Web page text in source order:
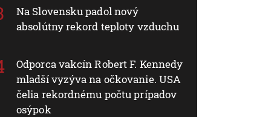
Na Slovensku padol nový
absolútny rekord teploty vzduchu
Odporca vakcín Robert F. Kennedy
mladší vyzýva na očkovanie. USA
čelia rekordnému počtu prípadov
osýpok